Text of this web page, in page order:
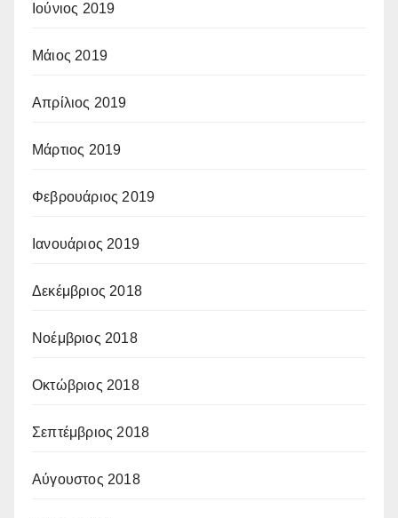
Ιούνιος 2019
Μάιος 2019
Απρίλιος 2019
Μάρτιος 2019
Φεβρουάριος 2019
Ιανουάριος 2019
Δεκέμβριος 2018
Νοέμβριος 2018
Οκτώβριος 2018
Σεπτέμβριος 2018
Αύγουστος 2018